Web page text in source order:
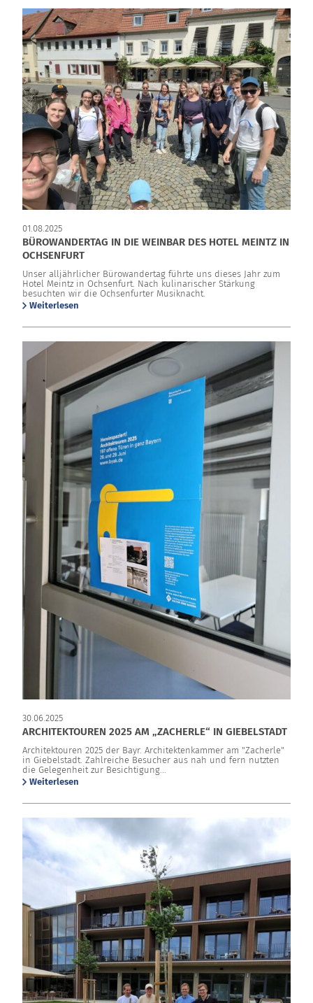
01.08.2025
BÜROWANDERTAG IN DIE WEINBAR DES HOTEL MEINTZ IN
OCHSENFURT
Unser alljährlicher Bürowandertag führte uns dieses Jahr zum
Hotel Meintz in Ochsenfurt. Nach kulinarischer Stärkung
besuchten wir die Ochsenfurter Musiknacht.
Weiterlesen
30.06.2025
ARCHITEKTOUREN 2025 AM „ZACHERLE“ IN GIEBELSTADT
Architektouren 2025 der Bayr. Architektenkammer am "Zacherle"
in Giebelstadt. Zahlreiche Besucher aus nah und fern nutzten
die Gelegenheit zur Besichtigung...
Weiterlesen